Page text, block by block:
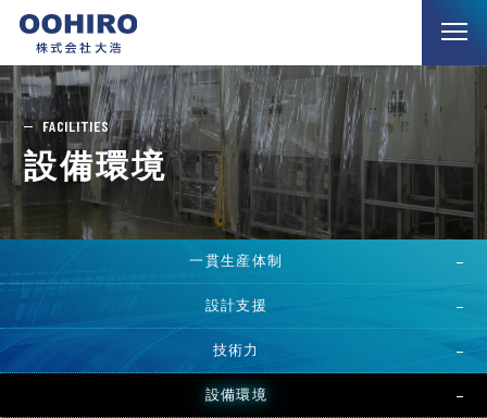
FACILITIES
設備環境
一貫生産体制
設計支援
技術力
設備環境